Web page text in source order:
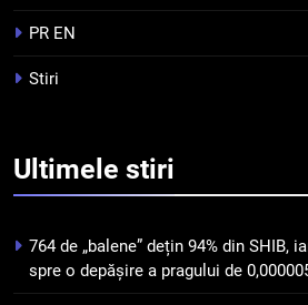
INFO
pierdut
puțin de 24
6
Banii digitali
PR EN
Stiri
Ultimele stiri
764 de „balene” dețin 94% din SHIB,
spre o depășire a pragului de